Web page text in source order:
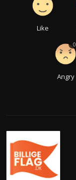
Like
Angry
0